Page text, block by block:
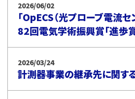
2026/06/02
「OpECS（光プローブ電流セ
82回電気学術振興賞「進歩
2026/03/24
計測器事業の継承先に関す